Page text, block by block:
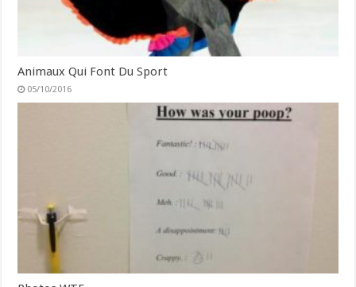
Animaux Qui Font Du Sport
05/10/2016